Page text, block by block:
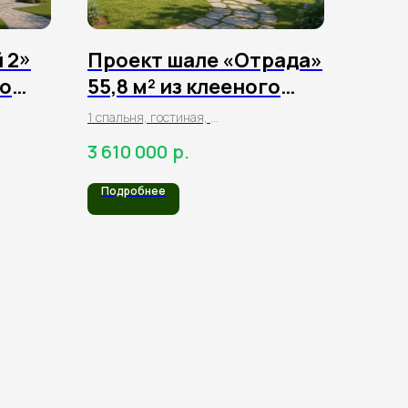
Проект шале «Отрада»
55,8 м² из клееного
бруса
1 спальня, гостиная,
1 санузел
3 610 000 р.
Подробнее